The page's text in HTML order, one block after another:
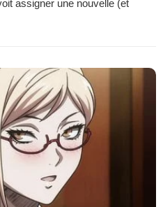
assigner une nouvelle (et